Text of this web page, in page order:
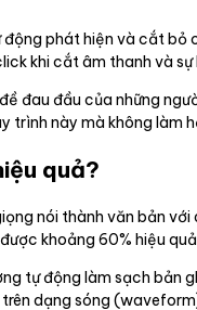
phát hiện và cắt
khi cắt âm thanh và sự
đau đầu của những
trình này mà không
quả?
nói thành văn bản
khoảng 60% hiệu
tự động làm sạch bản
dạng sóng